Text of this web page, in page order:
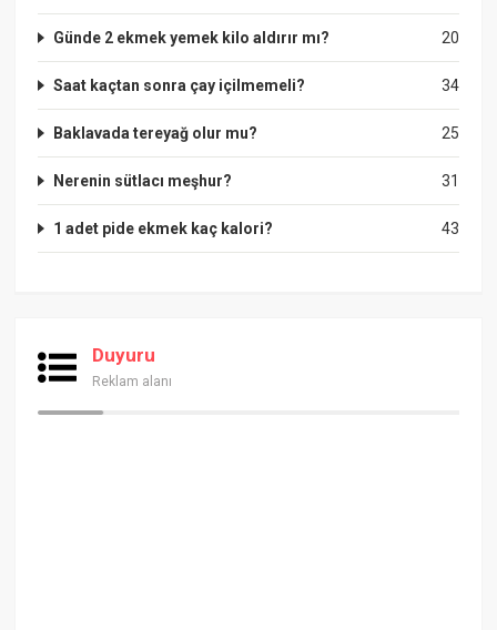
20
Günde 2 ekmek yemek kilo aldırır mı?
34
Saat kaçtan sonra çay içilmemeli?
25
Baklavada tereyağ olur mu?
31
Nerenin sütlacı meşhur?
43
1 adet pide ekmek kaç kalori?
Duyuru
Reklam alanı